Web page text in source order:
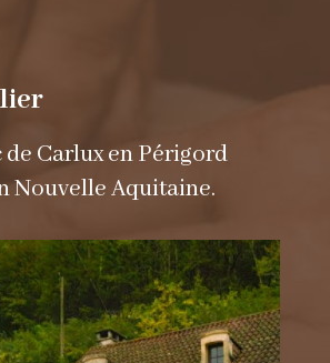
Carlux en Périgord
Nouvelle Aquitaine.